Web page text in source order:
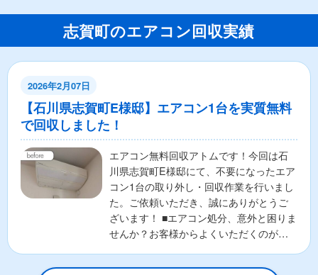
志賀町のエアコン回収実績
2026年2月07日
【石川県志賀町E様邸】エアコン1台を実質無料
で回収しました！
エアコン無料回収アトムです！今回は石
川県志賀町E様邸にて、不要になったエア
コン1台の取り外し・回収作業を行いまし
た。ご依頼いただき、誠にありがとうご
ざいます！ ■エアコン処分、意外と困りま
せんか？お客様からよくいただくのが、